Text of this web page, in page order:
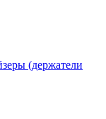
(держатели